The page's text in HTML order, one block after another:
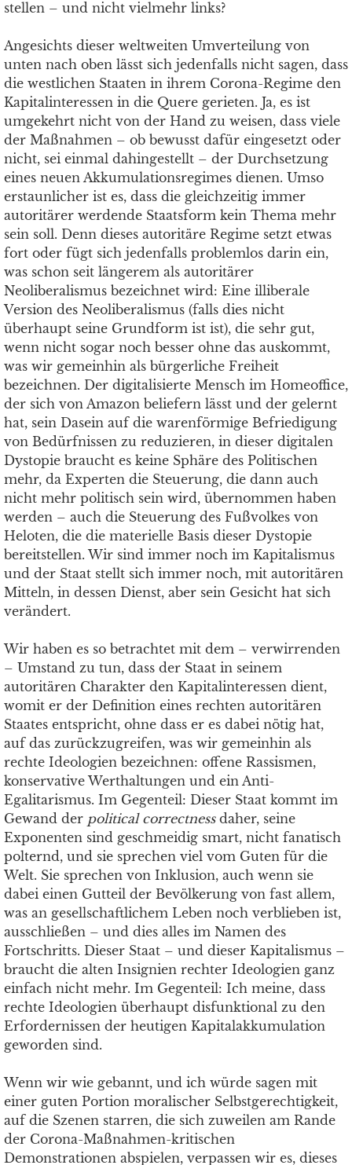
stellen – und nicht vielmehr links?
Angesichts dieser weltweiten Umverteilung von
unten nach oben lässt sich jedenfalls nicht sagen, dass
die westlichen Staaten in ihrem Corona-Regime den
Kapitalinteressen in die Quere gerieten. Ja, es ist
umgekehrt nicht von der Hand zu weisen, dass viele
der Maßnahmen – ob bewusst dafür eingesetzt oder
nicht, sei einmal dahingestellt – der Durchsetzung
eines neuen Akkumulationsregimes dienen. Umso
erstaunlicher ist es, dass die gleichzeitig immer
autoritärer werdende Staatsform kein Thema mehr
sein soll. Denn dieses autoritäre Regime setzt etwas
fort oder fügt sich jedenfalls problemlos darin ein,
was schon seit längerem als autoritärer
Neoliberalismus bezeichnet wird: Eine illiberale
Version des Neoliberalismus (falls dies nicht
überhaupt seine Grundform ist ist), die sehr gut,
wenn nicht sogar noch besser ohne das auskommt,
was wir gemeinhin als bürgerliche Freiheit
bezeichnen. Der digitalisierte Mensch im Homeoffice,
der sich von Amazon beliefern lässt und der gelernt
hat, sein Dasein auf die warenförmige Befriedigung
von Bedürfnissen zu reduzieren, in dieser digitalen
Dystopie braucht es keine Sphäre des Politischen
mehr, da Experten die Steuerung, die dann auch
nicht mehr politisch sein wird, übernommen haben
werden – auch die Steuerung des Fußvolkes von
Heloten, die die materielle Basis dieser Dystopie
bereitstellen. Wir sind immer noch im Kapitalismus
und der Staat stellt sich immer noch, mit autoritären
Mitteln, in dessen Dienst, aber sein Gesicht hat sich
verändert.
Wir haben es so betrachtet mit dem – verwirrenden
– Umstand zu tun, dass der Staat in seinem
autoritären Charakter den Kapitalinteressen dient,
womit er der Definition eines rechten autoritären
Staates entspricht, ohne dass er es dabei nötig hat,
auf das zurückzugreifen, was wir gemeinhin als
rechte Ideologien bezeichnen: offene Rassismen,
konservative Werthaltungen und ein Anti-
Egalitarismus. Im Gegenteil: Dieser Staat kommt im
Gewand der political correctnessdaher, seine
Exponenten sind geschmeidig smart, nicht fanatisch
polternd, und sie sprechen viel vom Guten für die
Welt. Sie sprechen von Inklusion, auch wenn sie
dabei einen Gutteil der Bevölkerung von fast allem,
was an gesellschaftlichem Leben noch verblieben ist,
ausschließen – und dies alles im Namen des
Fortschritts. Dieser Staat – und dieser Kapitalismus –
braucht die alten Insignien rechter Ideologien ganz
einfach nicht mehr. Im Gegenteil: Ich meine, dass
rechte Ideologien überhaupt disfunktional zu den
Erfordernissen der heutigen Kapitalakkumulation
geworden sind.
Wenn wir wie gebannt, und ich würde sagen mit
einer guten Portion moralischer Selbstgerechtigkeit,
auf die Szenen starren, die sich zuweilen am Rande
der Corona-Maßnahmen-kritischen
Demonstrationen abspielen, verpassen wir es, dieses